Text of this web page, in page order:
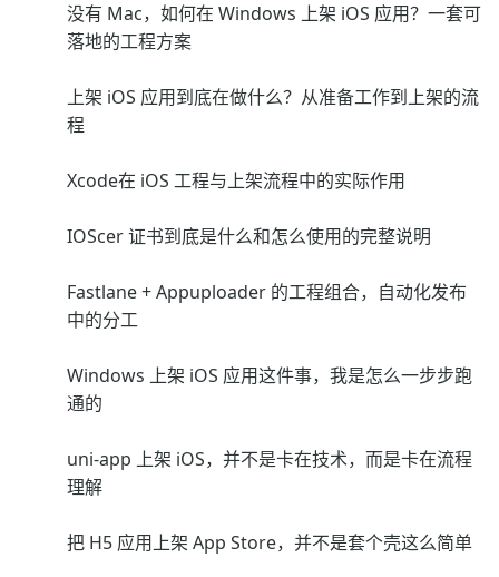
没有 Mac，如何在 Windows 上架 iOS 应用？一套可
落地的工程方案
上架 iOS 应用到底在做什么？从准备工作到上架的流
程
Xcode在 iOS 工程与上架流程中的实际作用
IOScer 证书到底是什么和怎么使用的完整说明
Fastlane + Appuploader 的工程组合，自动化发布
中的分工
Windows 上架 iOS 应用这件事，我是怎么一步步跑
通的
uni-app 上架 iOS，并不是卡在技术，而是卡在流程
理解
把 H5 应用上架 App Store，并不是套个壳这么简单